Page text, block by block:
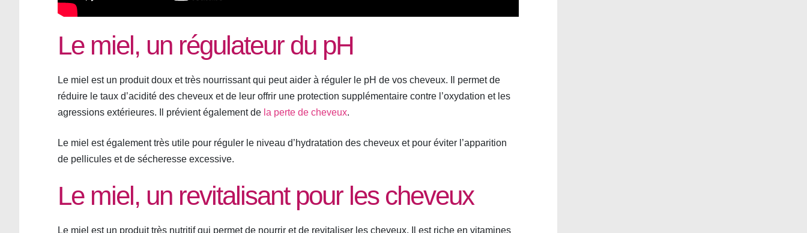
Le miel, un régulateur du pH
Le miel est un produit doux et très nourrissant qui peut aider à réguler le pH de vos cheveux. Il permet de
réduire le taux d’acidité des cheveux et de leur offrir une protection supplémentaire contre l’oxydation et les
agressions extérieures. Il prévient également de la perte de cheveux.
Le miel est également très utile pour réguler le niveau d’hydratation des cheveux et pour éviter l’apparition
de pellicules et de sécheresse excessive.
Le miel, un revitalisant pour les cheveux
Le miel est un produit très nutritif qui permet de nourrir et de revitaliser les cheveux. Il est riche en vitamines